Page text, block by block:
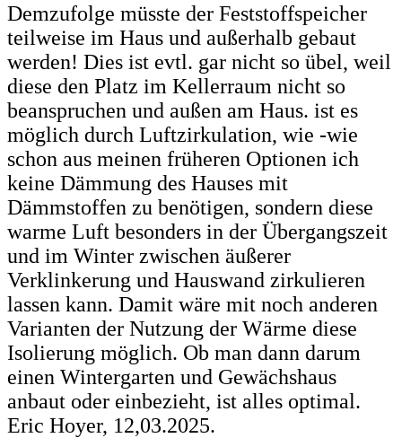
Demzufolge müsste der Feststoffspeicher
teilweise im Haus und außerhalb gebaut
werden! Dies ist evtl. gar nicht so übel, weil
diese den Platz im Kellerraum nicht so
beanspruchen und außen am Haus. ist es
möglich durch Luftzirkulation, wie -wie
schon aus meinen früheren Optionen ich
keine Dämmung des Hauses mit
Dämmstoffen zu benötigen, sondern diese
warme Luft besonders in der Übergangszeit
und im Winter zwischen äußerer
Verklinkerung und Hauswand zirkulieren
lassen kann. Damit wäre mit noch anderen
Varianten der Nutzung der Wärme diese
Isolierung möglich. Ob man dann darum
einen Wintergarten und Gewächshaus
anbaut oder einbezieht, ist alles optimal.
Eric Hoyer, 12,03.2025.